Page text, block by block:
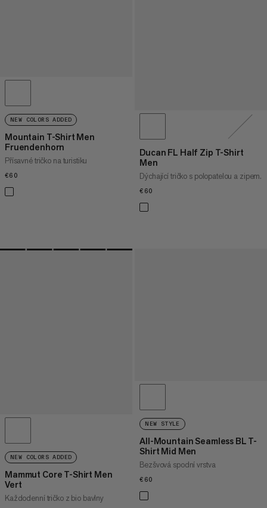
NEW COLORS ADDED
Mountain T-Shirt Men
Fruendenhorn
Přísavné tričko na turistiku
€60
Ducan FL Half Zip T-Shirt
Men
Dýchající tričko s polopatelou a zipem.
€60
NEW COLORS ADDED
Mammut Core T-Shirt Men
Vert
Každodenní tričko z bio bavlny
NEW STYLE
All-Mountain Seamless BL T-
Shirt Mid Men
Bezšvová spodní vrstva
€60